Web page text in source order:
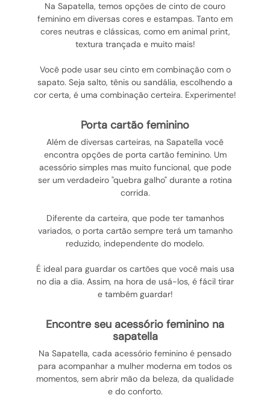
Na Sapatella, temos opções de cinto de couro
feminino em diversas cores e estampas. Tanto em
cores neutras e clássicas, como em animal print,
textura trançada e muito mais!
Você pode usar seu cinto em combinação com o
sapato. Seja salto, tênis ou sandália, escolhendo a
cor certa, é uma combinação certeira. Experimente!
porta cartão feminino
Além de diversas carteiras, na Sapatella você
encontra opções de porta cartão feminino. Um
acessório simples mas muito funcional, que pode
ser um verdadeiro "quebra galho" durante a rotina
corrida.
Diferente da carteira, que pode ter tamanhos
variados, o porta cartão sempre terá um tamanho
reduzido, independente do modelo.
É ideal para guardar os cartões que você mais usa
no dia a dia. Assim, na hora de usá-los, é fácil tirar
e também guardar!
encontre seu acessório feminino na
sapatella
Na Sapatella, cada acessório feminino é pensado
para acompanhar a mulher moderna em todos os
momentos, sem abrir mão da beleza, da qualidade
e do conforto.